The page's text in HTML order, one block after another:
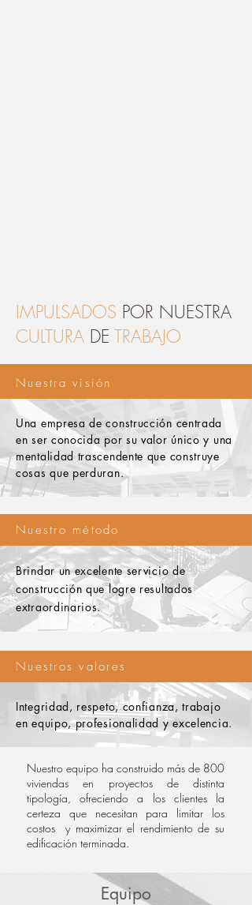
IMPULSADOS POR NUESTRA
CULTURA DE TRABAJO
Nuestra visión
Una empresa de construcción centrada
en ser conocida por su valor único y una
mentalidad trascendente que construye
cosas que perduran.
Nuestros valores
Integridad, respeto, confianza, trabajo
en equipo, profesionalidad y excelencia.
Nuestro equipo ha construido más de 800
viviendas en proyectos de distinta
tipología, ofreciendo a los clientes la
certeza que necesitan para limitar los
costos y maximizar el rendimiento de su
edificación terminada.
Nuestro método
Brindar un excelente servicio de
construcción que logre resultados
extraordinarios.
Equipo